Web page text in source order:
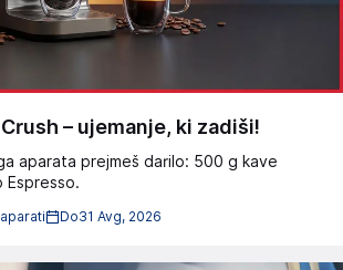
– ujemanje, ki zadiši!
aparata prejmeš darilo: 500 g kave
Espresso.
Do31 Avg, 2026